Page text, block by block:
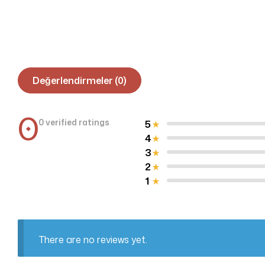
Değerlendirmeler (0)
00 verified ratings
1
2
3
4
5
There are no reviews yet.